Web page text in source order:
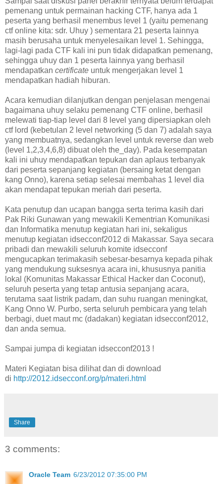
pemenang untuk permainan hacking CTF, hanya ada 1
peserta yang berhasil menembus level 1 (yaitu pemenang
ctf online kita: sdr. Uhuy ) sementara 21 peserta lainnya
masih berusaha untuk menyelesaikan level 1. Sehingga,
lagi-lagi pada CTF kali ini pun tidak didapatkan pemenang,
sehingga uhuy dan 1 peserta lainnya yang berhasil
mendapatkan certificate untuk mengerjakan level 1
mendapatkan hadiah hiburan.
Acara kemudian dilanjutkan dengan penjelasan mengenai
bagaimana uhuy selaku pemenang CTF online, berhasil
melewati tiap-tiap level dari 8 level yang dipersiapkan oleh
ctf lord (kebetulan 2 level networking (5 dan 7) adalah saya
yang membuatnya, sedangkan level untuk reverse dan web
(level 1,2,3,4,6,8) dibuat oleh the_day). Pada kesempatan
kali ini uhuy mendapatkan tepukan dan aplaus terbanyak
dari peserta sepanjang kegiatan (bersaing ketat dengan
kang Onno), karena setiap selesai membahas 1 level dia
akan mendapat tepukan meriah dari peserta.
Kata penutup dan ucapan bangga serta terima kasih dari
Pak Riki Gunawan yang mewakili Kementrian Komunikasi
dan Informatika menutup kegiatan hari ini, sekaligus
menutup kegiatan idsecconf2012 di Makassar. Saya secara
pribadi dan mewakili seluruh komite idsecconf
mengucapkan terimakasih sebesar-besarnya kepada pihak
yang mendukung suksesnya acara ini, khususnya panitia
lokal (Komunitas Makassar Ethical Hacker dan Coconut),
seluruh peserta yang tetap antusia sepanjang acara,
terutama saat listrik padam, dan suhu ruangan meningkat,
Kang Onno W. Purbo, serta seluruh pembicara yang telah
berbagi, duet maut mc (dadakan) kegiatan idsecconf2012,
dan anda semua.
Sampai jumpa di kegiatan idsecconf2013 !
Materi Kegiatan bisa dilihat dan di download
di http://2012.idsecconf.org/p/materi.html
Share
3 comments:
Oracle Team 6/23/2012 07:35:00 PM